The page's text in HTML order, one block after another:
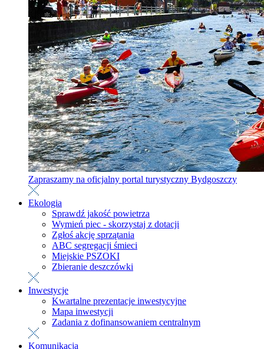
Zapraszamy na oficjalny portal turystyczny Bydgoszczy
Ekologia
Sprawdź jakość powietrza
Wymień piec - skorzystaj z dotacji
Zgłoś akcję sprzątania
ABC segregacji śmieci
Miejskie PSZOKI
Zbieranie deszczówki
Inwestycje
Kwartalne prezentacje inwestycyjne
Mapa inwestycji
Zadania z dofinansowaniem centralnym
Komunikacja